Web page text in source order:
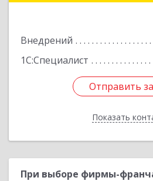
Внедрений
1С:Специалист
Отправить
Показать
Отправить
Назад
При выборе фирмы-